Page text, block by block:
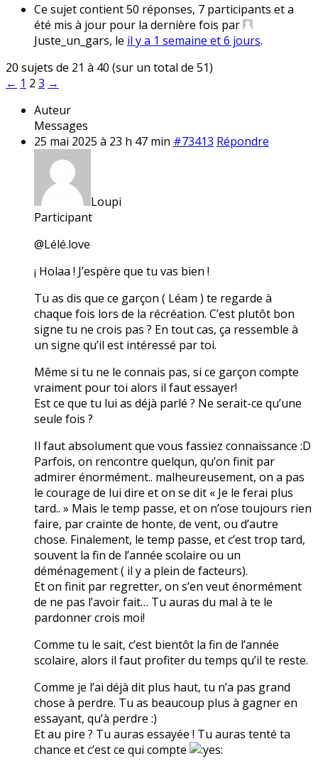
Ce sujet contient 50 réponses, 7 participants et a
été mis à jour pour la dernière fois par
Juste_un_gars, le il y a 1 semaine et 6 jours.
20 sujets de 21 à 40 (sur un total de 51)
← 1 2 3 →
Auteur
Messages
25 mai 2025 à 23 h 47 min #73413 Répondre
Loupi
Participant
@Lélé.love
¡ Holaa ! J’espère que tu vas bien !
Tu as dis que ce garçon ( Léam ) te regarde à
chaque fois lors de la récréation. C’est plutôt bon
signe tu ne crois pas ? En tout cas, ça ressemble à
un signe qu’il est intéressé par toi.
Même si tu ne le connais pas, si ce garçon compte
vraiment pour toi alors il faut essayer!
Est ce que tu lui as déjà parlé ? Ne serait-ce qu’une
seule fois ?
Il faut absolument que vous fassiez connaissance :D
Parfois, on rencontre quelqun, qu’on finit par
admirer énormément.. malheureusement, on a pas
le courage de lui dire et on se dit « Je le ferai plus
tard.. » Mais le temp passe, et on n’ose toujours rien
faire, par crainte de honte, de vent, ou d’autre
chose. Finalement, le temp passe, et c’est trop tard,
souvent la fin de l’année scolaire ou un
déménagement ( il y a plein de facteurs).
Et on finit par regretter, on s’en veut énormément
de ne pas l’avoir fait… Tu auras du mal à te le
pardonner crois moi!
Comme tu le sait, c’est bientôt la fin de l’année
scolaire, alors il faut profiter du temps qu’il te reste.
Comme je l’ai déjà dit plus haut, tu n’a pas grand
chose à perdre. Tu as beaucoup plus à gagner en
essayant, qu’à perdre :)
Et au pire ? Tu auras essayée ! Tu auras tenté ta
chance et c’est ce qui compte